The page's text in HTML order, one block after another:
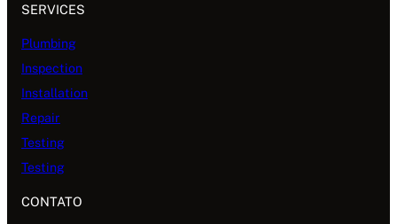
SERVICES
Plumbing
Inspection
Installation
Repair
Testing
Testing
CONTATO